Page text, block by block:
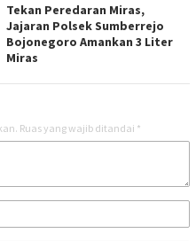
Tekan Peredaran Miras,
Jajaran Polsek Sumberrejo
Bojonegoro Amankan 3 Liter
Miras
Ruas yang wajib ditandai *